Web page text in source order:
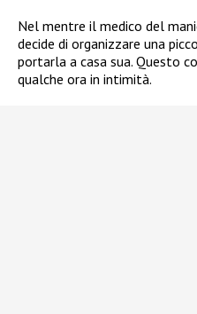
Nel mentre il medico del
decide di organizzare una
portarla a casa sua. Questo
qualche ora in intimità.